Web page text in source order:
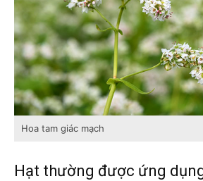
Hoa tam giác mạch
Hạt thường được ứng